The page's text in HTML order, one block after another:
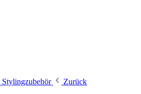
Stylingzubehör
Zurück